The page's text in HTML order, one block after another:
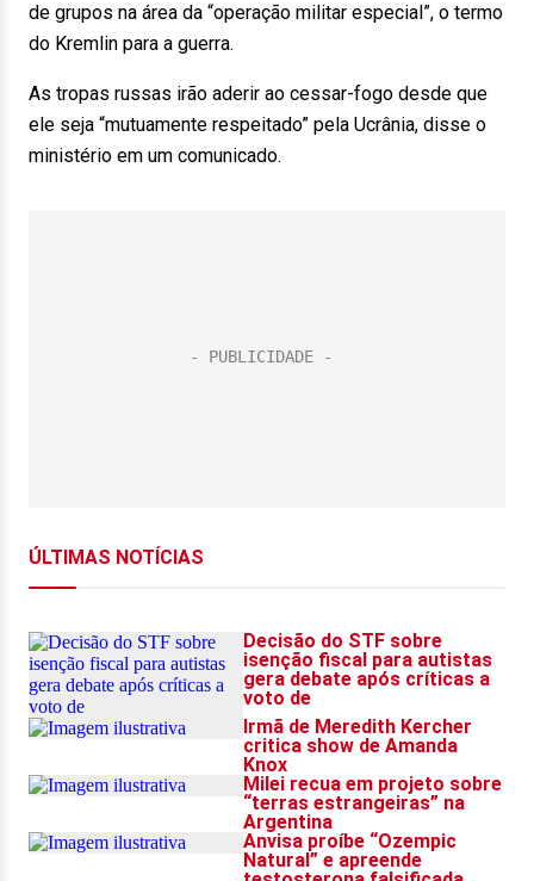
de grupos na área da “operação militar especial”, o termo
do Kremlin para a guerra.
As tropas russas irão aderir ao cessar-fogo desde que
ele seja “mutuamente respeitado” pela Ucrânia, disse o
ministério em um comunicado.